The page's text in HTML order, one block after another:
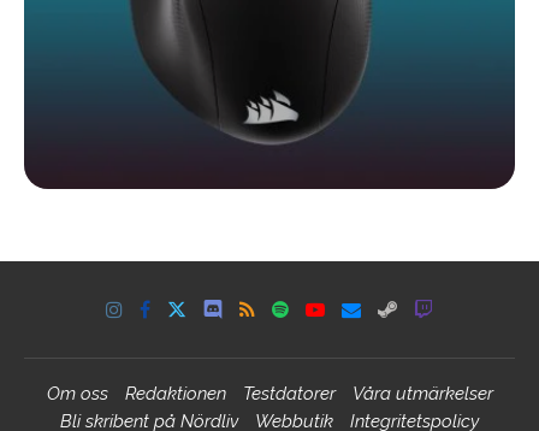
Om oss Redaktionen Testdatorer
Våra utmärkelser
Bli skribent på Nördliv
Webbutik Integritetspolicy